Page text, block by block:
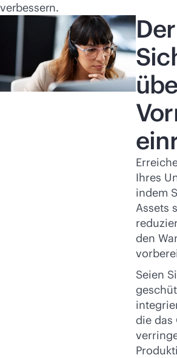
verbessern.
Der
Ihres
indem
Assets
den
Seien
die das